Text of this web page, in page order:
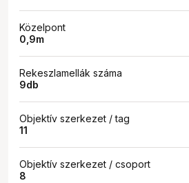
Közelpont
0,9m
Rekeszlamellák száma
9db
Objektív szerkezet / tag
11
Objektív szerkezet / csoport
8